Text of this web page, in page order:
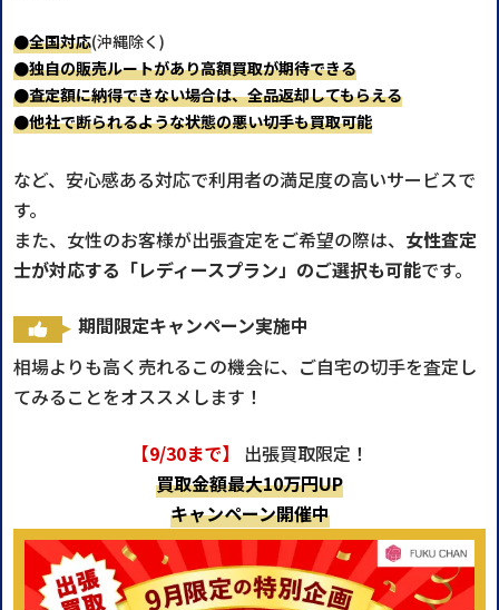
●全国対応(沖縄除く)
●独自の販売ルートがあり高額買取が期待できる
●査定額に納得できない場合は、全品返却してもらえる
●他社で断られるような状態の悪い切手も買取可能
など、安心感ある対応で利用者の満足度の高いサービスで
す。
また、女性のお客様が出張査定をご希望の際は、 女性査定
士が対応する「レディースプラン」のご選択も可能です。
期間限定キャンペーン実施中
相場よりも高く売れるこの機会に、ご自宅の切手を査定し
てみることをオススメします！
【9/30まで】
出張買取限定！
買取金額最大10万円UP
キャンペーン開催中